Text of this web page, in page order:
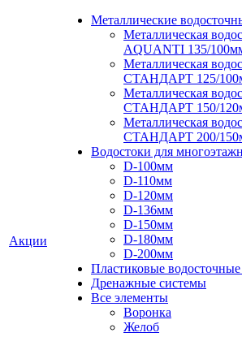
Акции
Металлические
Металлическая
AQUANTI 135/
Металлическая
СТАНДАРТ 125/
Металлическая
СТАНДАРТ 150/
Металлическая
СТАНДАРТ 200/
Водостоки для
D-100мм
D-110мм
D-120мм
D-136мм
D-150мм
D-180мм
D-200мм
Пластиковые
Дренажные системы
Все элементы
Воронка
Желоб